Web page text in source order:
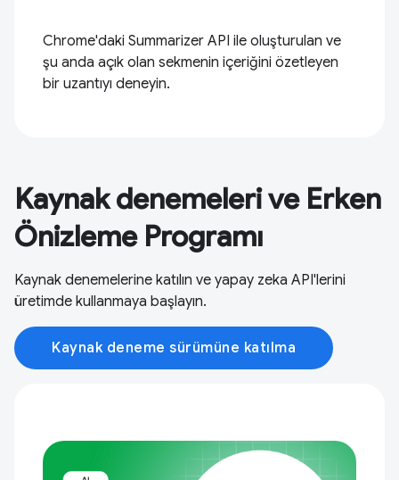
Chrome'daki Summarizer API ile oluşturulan ve
şu anda açık olan sekmenin içeriğini özetleyen
bir uzantıyı deneyin.
Kaynak denemeleri ve Erken
Önizleme Programı
Kaynak denemelerine katılın ve yapay zeka API'lerini
üretimde kullanmaya başlayın.
Kaynak deneme sürümüne katılma